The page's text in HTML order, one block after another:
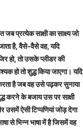
प्रत्येक साक्षी का साक्ष्य जो
है, वैसे-वैसे वह, यदि
हो, तो उसके प्लीडर की
हो तो शुद्ध किया जाएगा। यदि
है जब वह उसे पढ़कर सुनाया
करने के बजाय उस पर साक्षी
उसमें ऐसी टिप्पणियां जोड़ देगा
से भिन्न भाषा में है जिसमें वह